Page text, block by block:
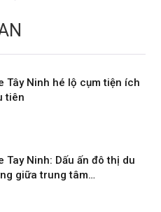
Tây Ninh hé lộ cụm tiện ích
tiên
Tay Ninh: Dấu ấn đô thị du
giữa trung tâm…